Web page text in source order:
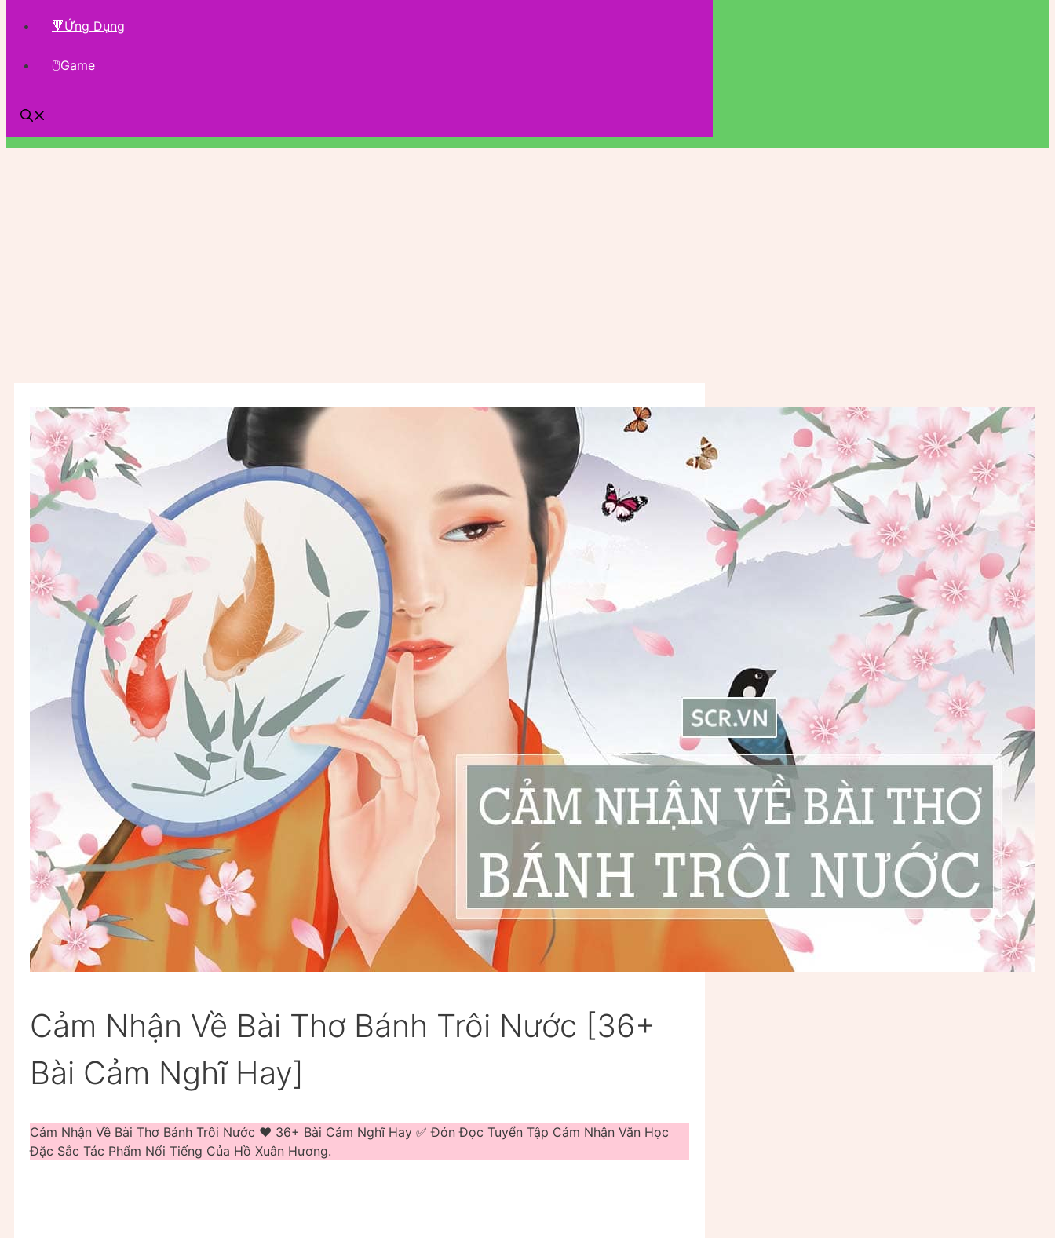
🔻Ứng Dụng
🖱Game
Cảm Nhận Về Bài Thơ Bánh Trôi Nước [36+
Bài Cảm Nghĩ Hay]
Cảm Nhận Về Bài Thơ Bánh Trôi Nước ❤️️ 36+ Bài Cảm Nghĩ Hay ✅ Đón Đọc Tuyển Tập Cảm Nhận Văn Học
Đặc Sắc Tác Phẩm Nổi Tiếng Của Hồ Xuân Hương.